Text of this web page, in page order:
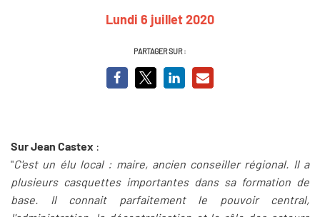
Lundi 6 juillet 2020
PARTAGER SUR :
Sur Jean Castex :
"C'est un élu local : maire, ancien conseiller régional. Il a
plusieurs casquettes importantes dans sa formation de
base. Il connait parfaitement le pouvoir central,